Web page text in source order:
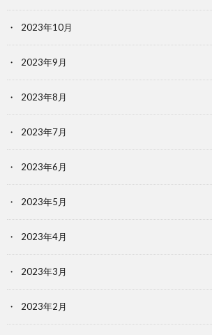
2023年10月
2023年9月
2023年8月
2023年7月
2023年6月
2023年5月
2023年4月
2023年3月
2023年2月